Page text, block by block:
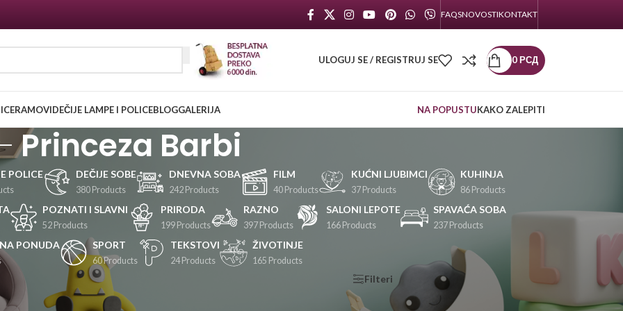
FAQSNOVOSTIKONTAKT
ULOGUJ SE / REGISTRUJ SE 0РСД
RAMOVIDEČIJE LAMPE I POLICEBLOGGALERIJA NA POPUSTUKAKO ZALEPITI
Princeza Barbi
POLICE DEČIJE SOBE
380 Products
DNEVNA SOBA
242 Products
FILM
40 Products
KUĆNI LJUBIMCI
37 Products
KUHINJA
86 Products
POZNATI I SLAVNI
52 Products
PRIRODA
199 Products
RAZNO
397 Products
SALONI LEPOTE
166 Products
SPAVAĆA SOBA
237 Products
PONUDA SPORT
60 Products
TEKSTOVI
24 Products
ŽIVOTINJE
165 Products
Filteri
KATEGORIJE
PROIZVODA